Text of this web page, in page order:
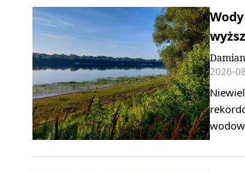
2026-